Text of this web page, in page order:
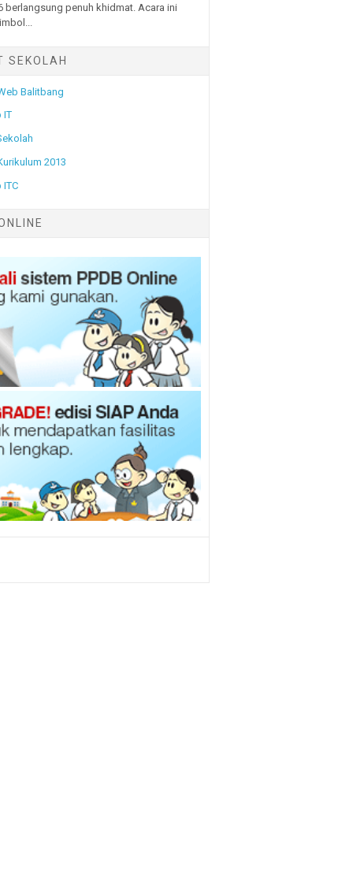
berlangsung penuh khidmat. Acara ini
SEKOLAH
Balitbang
IT
2013